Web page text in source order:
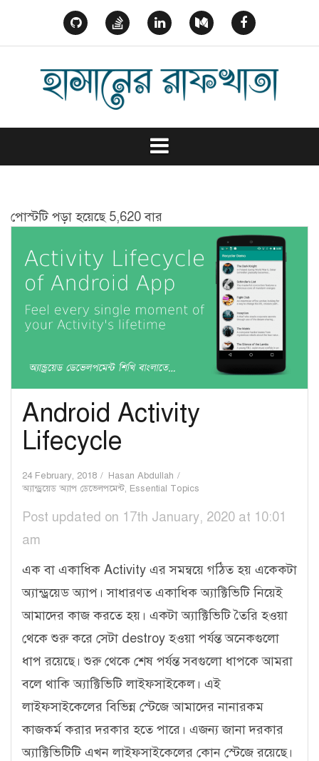
content
পোস্টটি পড়া হয়েছে 5,620 বার
Android Activity
Lifecycle
24 February, 2018
Hasan Abdullah
অ্যান্ড্রয়েড অ্যাপ ডেভেলপমেন্ট, Essential Topics
Post updated on 17th January, 2020 at 10:01
am
এক বা একাধিক Activity এর সমন্বয়ে গঠিত হয় একেকটা
অ্যান্ড্রয়েড অ্যাপ। সাধারণত একাধিক অ্যাক্টিভিটি নিয়েই
আমাদের কাজ করতে হয়। একটা অ্যাক্টিভিটি তৈরি হওয়া
থেকে শুরু করে সেটা destroy হওয়া পর্যন্ত অনেকগুলো
ধাপ রয়েছে। শুরু থেকে শেষ পর্যন্ত সবগুলো ধাপকে আমরা
বলে থাকি অ্যাক্টিভিটি লাইফসাইকেল। এই
লাইফসাইকেলের বিভিন্ন স্টেজে আমাদের নানারকম
কাজকর্ম করার দরকার হতে পারে। এজন্য জানা দরকার
অ্যাক্টিভিটিটি এখন লাইফসাইকেলের কোন স্টেজে রয়েছে।